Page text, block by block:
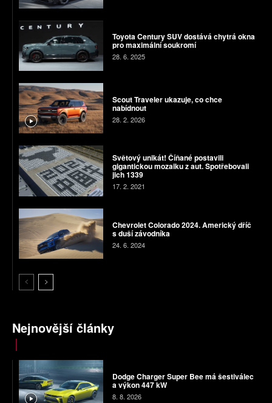
Toyota Century SUV dostává chytrá okna
pro maximální soukromí
28. 6. 2025
Scout Traveler ukazuje, co chce
nabídnout
28. 2. 2026
Světový unikát! Číňané postavili
gigantickou mozaiku z aut. Spotřebovali
jich 1339
17. 2. 2021
Chevrolet Colorado 2024. Americký dříč
s duší závodníka
24. 6. 2024
Nejnovější články
Dodge Charger Super Bee má šestiválec
a výkon 447 kW
8. 8. 2026